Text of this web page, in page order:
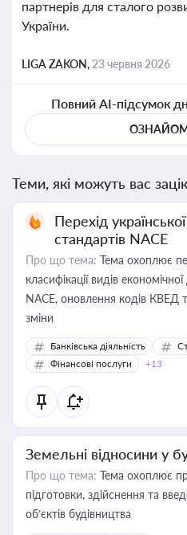
партнерів для сталого
України.
LIGA ZAKON, 23 червня 2026
Повний AI-підсумок
Теми, які можуть вас
Перехід
стандартів NACE
Про що тема: Тема охоплює
класифікації видів
NACE, оновлення кодів КВЕД
зміни
Банківська діяльність
Фінансові послуги
+13
Земельні відносини у
Про що тема: Тема охоплює
підготовки, здійснення та
об’єктів будівництва